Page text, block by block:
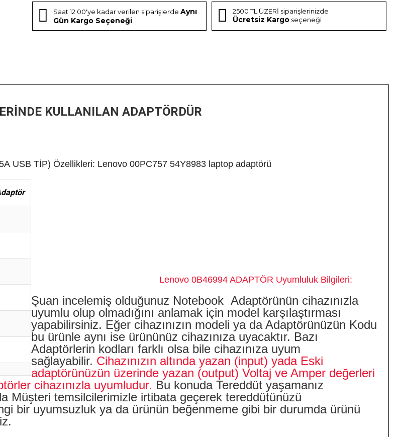
Saat 12:00'ye kadar verilen siparişlerde Aynı
Gün Kargo Seçeneği
2500 TL ÜZERİ siparişlerinizde
Ücretsiz Kargo seçeneği
KULLANILAN ADAPTÖRDÜR
USB TİP) Özellikleri: Lenovo 00PC757 54Y8983 laptop adaptörü
Lenovo 0B46994 ADAPTÖR Uyumluluk Bilgileri:
Şuan incelemiş olduğunuz Notebook Adaptörünün cihazınızla
uyumlu olup olmadığını anlamak için model karşılaştırması
yapabilirsiniz. Eğer cihazınızın modeli ya da Adaptörünüzün Kodu
bu ürünle aynı ise ürününüz cihazınıza uyacaktır. Bazı
Adaptörlerin kodları farklı olsa bile cihazınıza uyum
sağlayabilir. Cihazınızın altında yazan (input) yada Eski
adaptörünüzün üzerinde yazan (output) Voltaj ve Amper değerleri
cihazınızla uyumludur. Bu konuda Tereddüt yaşamanız
Müşteri temsilcilerimizle irtibata geçerek tereddütünüzü
bir uyumsuzluk ya da ürünün beğenmeme gibi bir durumda ürünü